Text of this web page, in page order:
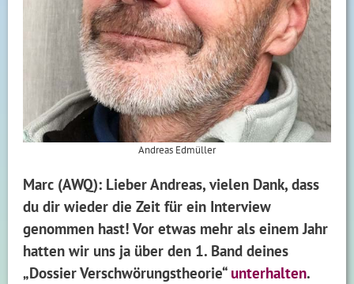
Andreas Edmüller
Marc (AWQ): Lieber Andreas, vielen Dank, dass
du dir wieder die Zeit für ein Interview
genommen hast! Vor etwas mehr als einem Jahr
hatten wir uns ja über den 1. Band deines
„Dossier Verschwörungstheorie“ unterhalten.